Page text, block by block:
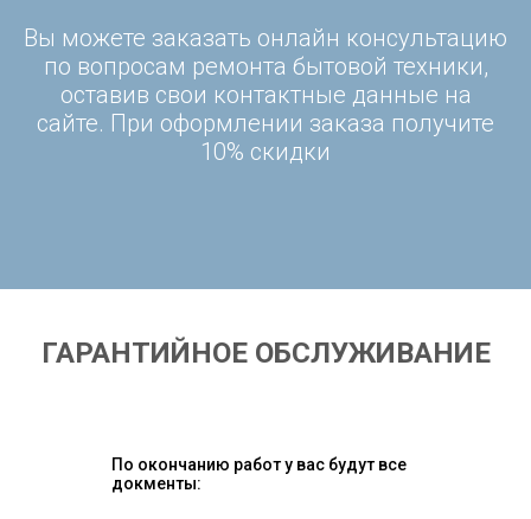
Вы можете заказать онлайн консультацию
по вопросам ремонта бытовой техники,
оставив свои контактные данные на
сайте. При оформлении заказа получите
10% скидки
ГАРАНТИЙНОЕ ОБСЛУЖИВАНИЕ
По окончанию работ у вас будут все
докменты: